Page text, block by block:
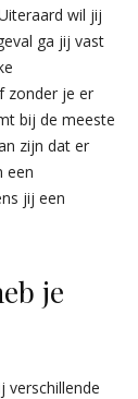
wil jij
ga jij vast
zonder je er
bij de meeste
zijn dat er
een
jij een
je
verschillende